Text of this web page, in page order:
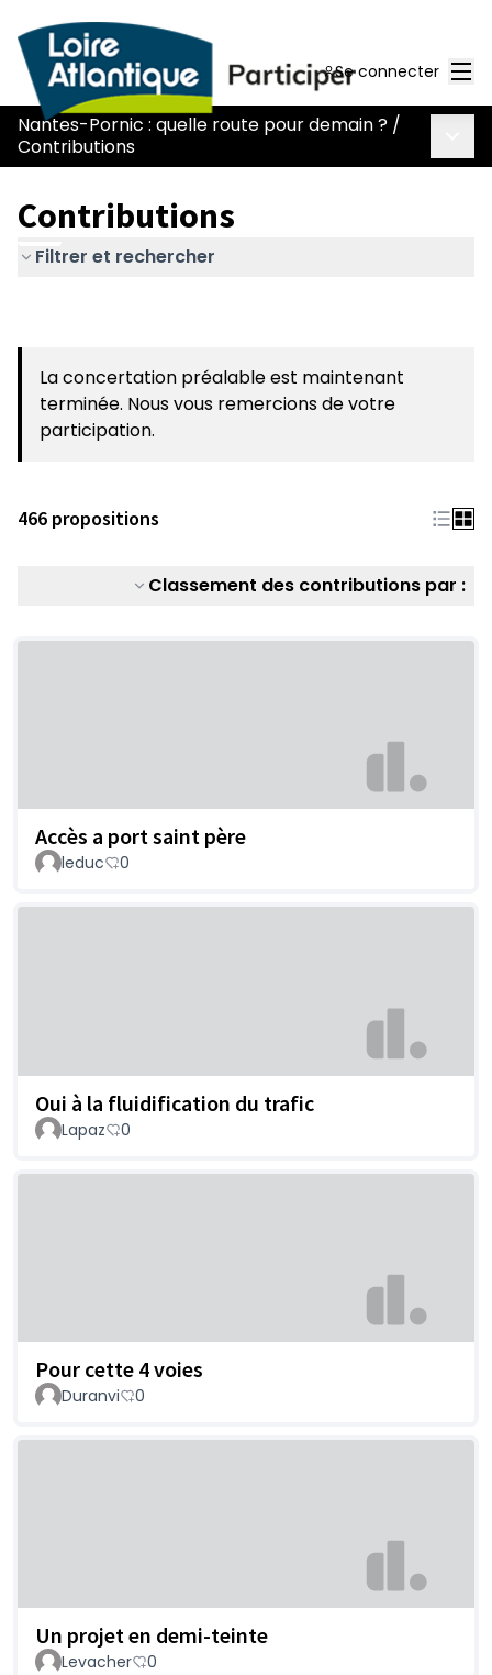
Se connecter
Nantes-Pornic : quelle route pour demain ? /
Contributions
Contributions
Filtrer et rechercher
La concertation préalable est maintenant
terminée. Nous vous remercions de votre
participation.
466 propositions
Classement des contributions par :
Accès a port saint père
leduc 0
Oui à la fluidification du trafic
Lapaz 0
Pour cette 4 voies
Duranvi 0
Un projet en demi-teinte
Levacher 0